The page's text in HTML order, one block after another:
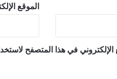
الموقع
في هذا المتصفح